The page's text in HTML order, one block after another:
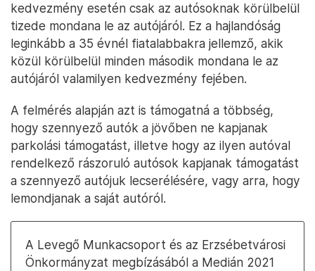
kedvezmény esetén csak az autósoknak körülbelül
tizede mondana le az autójáról. Ez a hajlandóság
leginkább a 35 évnél fiatalabbakra jellemző, akik
közül körülbelül minden második mondana le az
autójáról valamilyen kedvezmény fejében.
A felmérés alapján azt is támogatná a többség,
hogy szennyező autók a jövőben ne kapjanak
parkolási támogatást, illetve hogy az ilyen autóval
rendelkező rászoruló autósok kapjanak támogatást
a szennyező autójuk lecserélésére, vagy arra, hogy
lemondjanak a saját autóról.
A Levegő Munkacsoport és az Erzsébetvárosi
Önkormányzat megbízásából a Medián 2021